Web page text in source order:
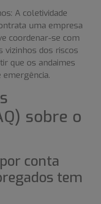
A coletividade
uma empresa
coordenar-se com
vizinhos dos riscos
que os andaimes
sobre o
conta
tem